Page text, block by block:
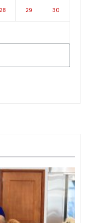
28 29 30